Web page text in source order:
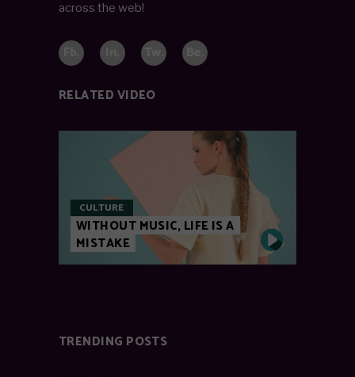
across the web!
RELATED VIDEO
CULTURE
WITHOUT MUSIC, LIFE IS A
MISTAKE
TRENDING POSTS